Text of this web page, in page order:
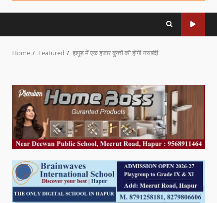
Home Featured हापुड़ में एक हजार कुत्तों की होगी नसबंदी